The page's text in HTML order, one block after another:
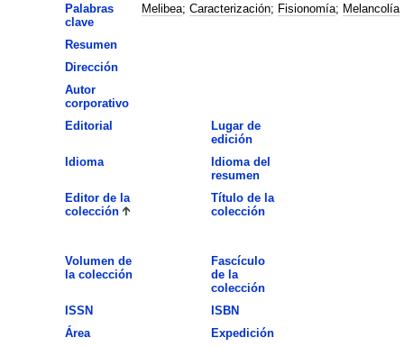
Palabras
clave
Melibea; Caracterización; Fisionomía; Melancolía
Resumen
Dirección
Autor
corporativo
Editorial
Lugar de
edición
Idioma
Idioma del
resumen
Editor de la
colección
Título de la
colección
Volumen de
la colección
Fascículo
de la
colección
ISSN
ISBN
Área
Expedición